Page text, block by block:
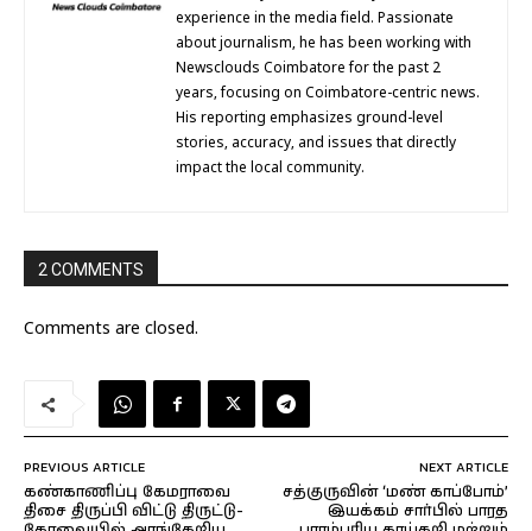
experience in the media field. Passionate
about journalism, he has been working with
Newsclouds Coimbatore for the past 2
years, focusing on Coimbatore-centric news.
His reporting emphasizes ground-level
stories, accuracy, and issues that directly
impact the local community.
2 COMMENTS
Comments are closed.
PREVIOUS ARTICLE
கண்காணிப்பு கேமராவை
திசை திருப்பி விட்டு திருட்டு-
NEXT ARTICLE
சத்குருவின் ‘மண் காப்போம்’
இயக்கம் சார்பில் பாரத